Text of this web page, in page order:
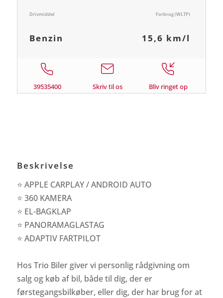
Drivmiddel
Benzin
Forbrug (WLTP)
15,6 km/l
39535400 Skriv til os Bliv ringet op
Beskrivelse
⭐ APPLE CARPLAY / ANDROID AUTO
⭐ 360 KAMERA
⭐ EL-BAGKLAP
⭐ PANORAMAGLASTAG
⭐ ADAPTIV FARTPILOT
Hos Trio Biler giver vi personlig rådgivning om
salg og køb af bil, både til dig, der er
førstegangsbilkøber, eller dig, der har brug for at